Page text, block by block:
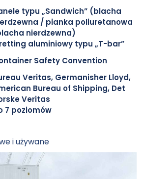
typu „Sandwich” (blacha
/ pianka poliuretanowa
nierdzewna)
aluminiowy typu „T-bar”
Safety Convention
Veritas, Germanisher Lloyd,
Bureau of Shipping, Det
Veritas
7 poziomów
i używane